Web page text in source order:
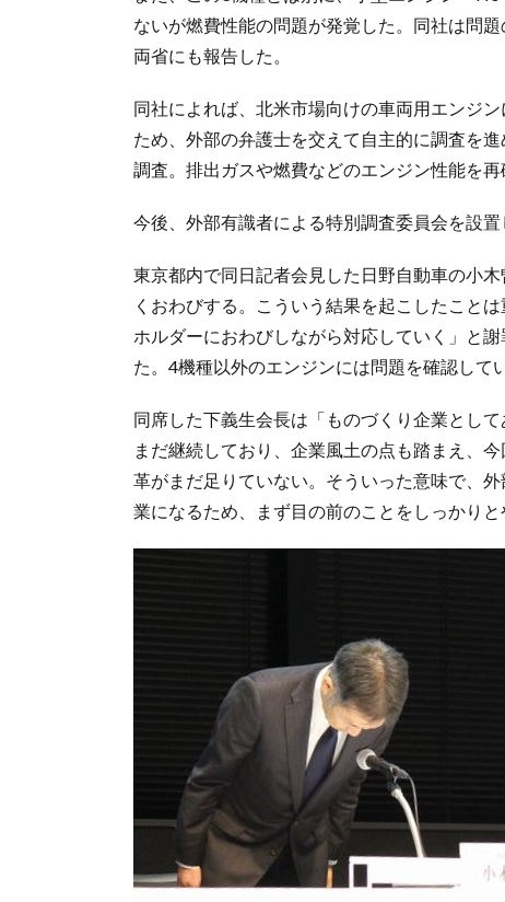
ないが燃費性能の問題が発覚した。同社は問
両省にも報告した。
同社によれば、北米市場向けの車両用エンジ
ため、外部の弁護士を交えて自主的に調査を
調査。排出ガスや燃費などのエンジン性能を
今後、外部有識者による特別調査委員会を設
東京都内で同日記者会見した日野自動車の小
くおわびする。こういう結果を起こしたこと
ホルダーにおわびしながら対応していく」と
た。4機種以外のエンジンには問題を確認して
同席した下義生会長は「ものづくり企業とし
まだ継続しており、企業風土の点も踏まえ、
革がまだ足りていない。そういった意味で、
業になるため、まず目の前のことをしっかりと